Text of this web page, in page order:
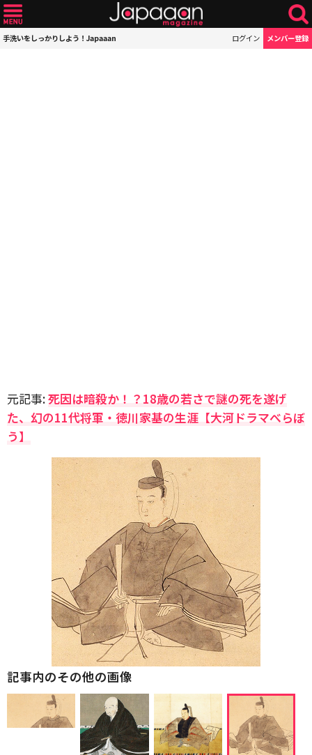
手洗いをしっかりしよう！Japaaan ログイン メンバー登録
元記事:死因は暗殺か！？18歳の若さで謎の死を遂げ
た、幻の11代将軍・徳川家基の生涯【大河ドラマべらぼ
う】
記事内のその他の画像